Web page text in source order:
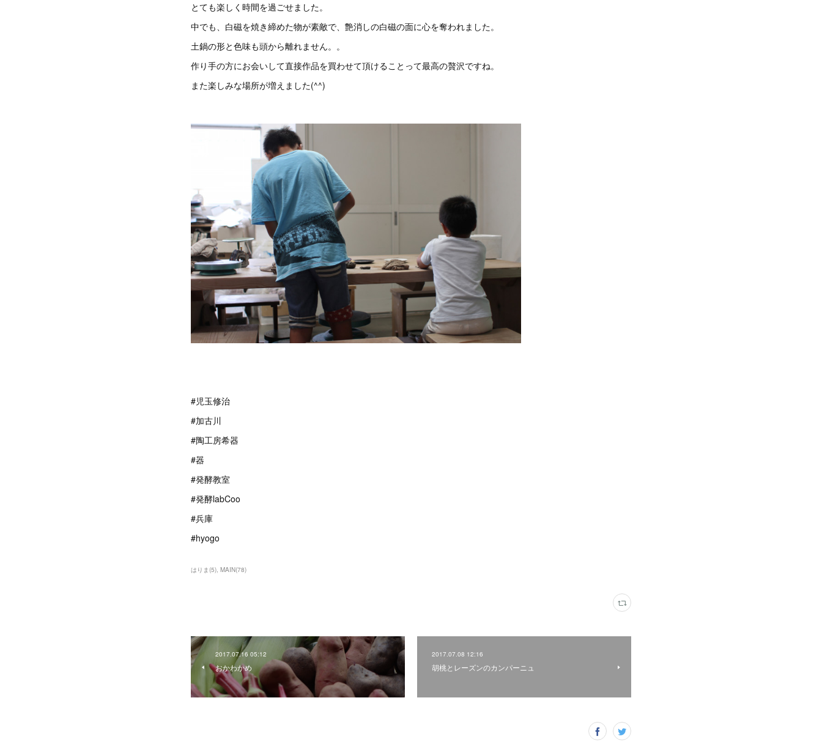
とても楽しく時間を過ごせました。
中でも、白磁を焼き締めた物が素敵で、艶消しの白磁の面に心を奪われました。
土鍋の形と色味も頭から離れません。。
作り手の方にお会いして直接作品を買わせて頂けることって最高の贅沢ですね。
また楽しみな場所が増えました(^^)
#児玉修治
#加古川
#陶工房希器
#器
#発酵教室
#発酵labCoo
#兵庫
#hyogo
はりま(5) MAIN(78)
2017.07.16 05:12
おかわかめ
2017.07.08 12:16
胡桃とレーズンのカンパーニュ